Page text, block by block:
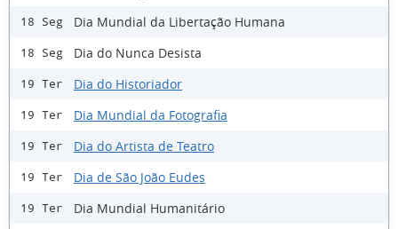
18 Seg Dia Mundial da Libertação Humana
18 Seg Dia do Nunca Desista
19 Ter Dia do Historiador
19 Ter Dia Mundial da Fotografia
19 Ter Dia do Artista de Teatro
19 Ter Dia de São João Eudes
19 Ter Dia Mundial Humanitário